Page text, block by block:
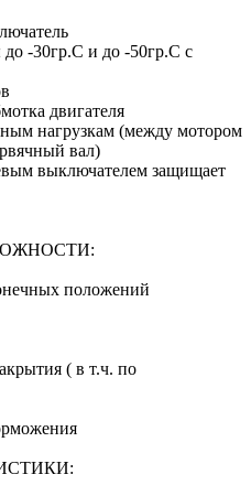
до -30гр.С и до -50гр.С с
двигателя
нагрузкам (между мотором
вал)
выключателем защищает
положений
( в т.ч. по